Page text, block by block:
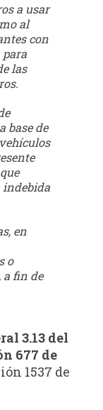
a usar
al
con
para
las
base de
indebida
en
o
a fin de
3.13 del
677 de
1537 de